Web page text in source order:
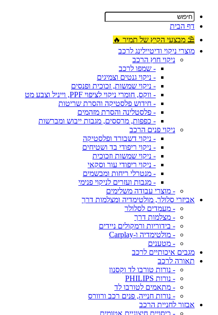
דף הבית
⛱ מבצעי הקיץ של תמיר 🔥
מוצרי ניקוי ודיטיילינג לרכב
ניקוי חוץ הרכב
- שמפו לרכב
- ניקוי גנטים וצמיגים
- ניקוי שמשות, זכוכית ופנסים
- ווקס, חומרי ניקוי לציפוי PPF, וייניל וצבע מט
- חידוש פלסטיקה והסרת שריטות
- פלסטלינה והסרת מזהמים
- כפפות, מרססים, מגבות ייבוש ומברשות
ניקוי פנים הרכב
- ניקוי דשבורד ופלסטיקה
- ניקוי ריפודי בד ושטיחים
- ניקוי שמשות וזכוכית
- ניקוי ריפודי עור וסקאי
- מנטרלי ריחות ומבשמים
- מגבות ועזרים לניקוי פנימי
- מוצרי עבודה משלימים
אביזרי סלולר, מולטימדיה ומצלמות דרך
- מעמדים לסלולר
- מצלמות דרך
- בידוריות ורמקולים ניידים
- מולטימדיה ו-Carplay
- מטענים
מגבים איכותיים לרכב
תאורה לרכב
- נורות טורבו לד וקסנון
- נורות PHILIPS
- מתאמים לטורבו לד
- נורות חנייה, פנים רכב ורוורס
אבזור לחניית הרכב
- כיסויים חיצוניים אטומים